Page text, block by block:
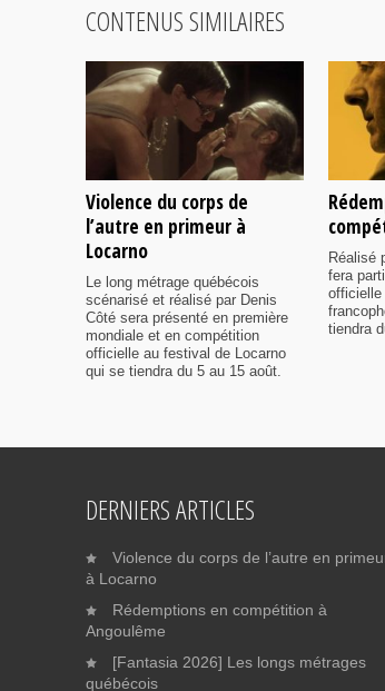
CONTENUS SIMILAIRES
Violence du corps de
l’autre en primeur à
Locarno
Le long métrage québécois
scénarisé et réalisé par Denis
Côté sera présenté en première
mondiale et en compétition
officielle au festival de Locarno
qui se tiendra du 5 au 15 août.
Réalisé
fera
tiendra
DERNIERS ARTICLES
Violence du corps de l’autre en
à Locarno
Rédemptions en compétition à
Angoulême
[Fantasia 2026] Les longs métrages
québécois